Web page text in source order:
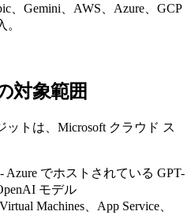
、Gemini、AWS、Azure、GCP
対象範囲
ットは、Microsoft クラウド ス
- Azure でホストされている GPT-
モデル
Machines、App Service、